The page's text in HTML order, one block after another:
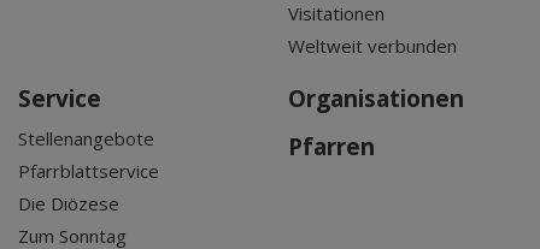
Visitationen
Weltweit verbunden
Service
Stellenangebote
Pfarrblattservice
Die Diözese
Zum Sonntag
Organisationen
Pfarren